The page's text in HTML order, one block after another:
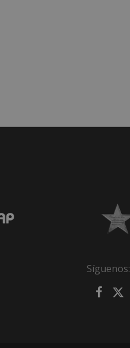
Síguenos: